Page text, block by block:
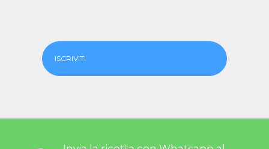
ISCRIVITI